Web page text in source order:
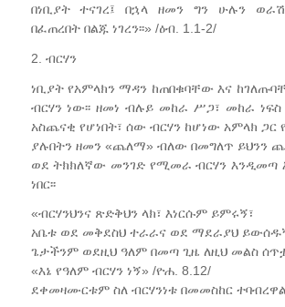
በነቢያት ተናገረ፤ በኋላ ዘመን ግን ሁሉን
በፈጠረበት በልጁ ነገረን፡፡» /ዕብ. 1.1-2/
2. ብርሃን
ነቢያት የአምላክን ማዳን ከጠበቁባቸው እና
ብርሃን ነው፡፡ ዘመነ ብሉይ መከራ ሥጋ፣ መከራ ነፍስ
አስጨናቂ የሆነበት፣ ሰው ብርሃን ከሆነው አምላክ ጋር
ያሉበትን ዘመን «ጨለማ» ብለው በመግለጥ ይህንን
ወደ ትክክለኛው መንገድ የሚመራ ብርሃን እንዲመጣ
ነበር፡፡
«ብርሃንህንና ጽድቅህን ላክ፣ እነርሱም ይምሩኝ፣
አቤቱ ወደ መቅደስህ ተራራና ወደ ማደራያህ
ጌታችንም ወደዚህ ዓለም በመጣ ጊዜ ለዚህ መልስ
«እኔ የዓለም ብርሃን ነኝ» /ዮሐ. 8.12/
ደቀመዛሙርቱም ስለ ብርሃንነቱ በመመስከር